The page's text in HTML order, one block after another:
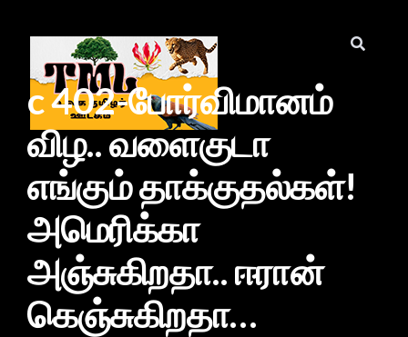
c 402-போர்விமானம்
விழ.. வளைகுடா
எங்கும் தாக்குதல்கள்!
அமெரிக்கா
அஞ்சுகிறதா.. ஈரான்
கெஞ்சுகிறதா…